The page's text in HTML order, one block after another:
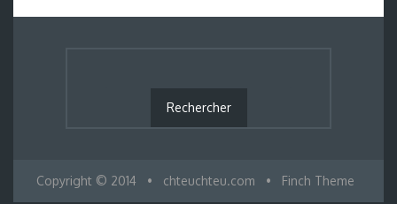
Copyright © 2014 • chteuchteu.com • Finch Theme